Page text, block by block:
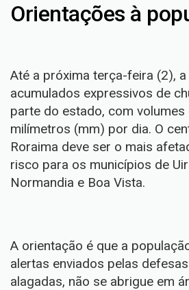
Orientações à
Até a próxima terça-feira (2),
acumulados expressivos de
parte do estado, com
milímetros (mm) por dia. O
Roraima deve ser o mais
risco para os municípios de
Normandia e Boa Vista.
A orientação é que a
alertas enviados pelas
alagadas, não se abrigue em